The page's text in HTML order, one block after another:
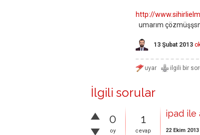
http://
umarım
13 Şubat 2013
İlgili sorular
0
oy
1
cevap
ipad ile
22 Ekim 2013